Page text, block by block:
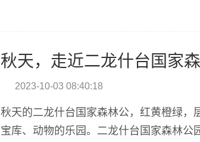
秋天，走近二龙什台国家
2023-10-03 08:40:18
秋天的二龙什台国家森林公，红黄橙绿，
宝库、动物的乐园。二龙什台国家森林公